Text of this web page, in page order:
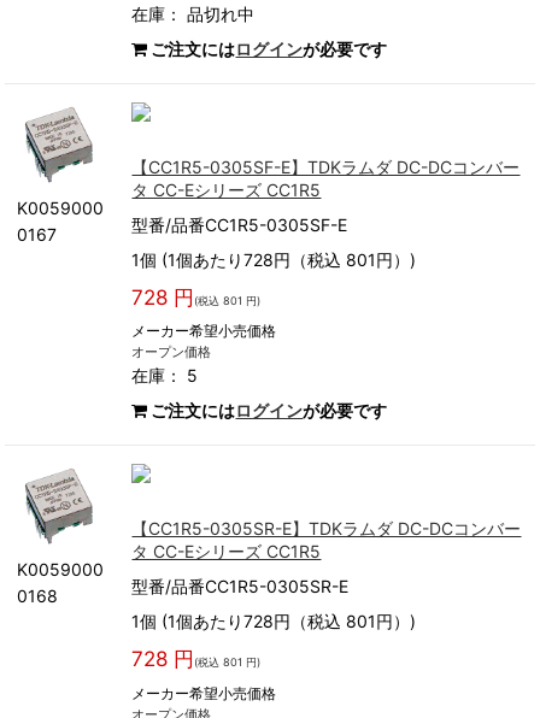
在庫：品切れ中
ご注文にはログインが必要です
K0059000
0167
【CC1R5-0305SF-E】TDKラムダ DC-DCコンバー
タ CC-Eシリーズ CC1R5
型番/品番CC1R5-0305SF-E
1個 (1個あたり728円（税込 801円）)
728 円 (税込 801 円)
メーカー希望小売価格
オープン価格
在庫： 5
ご注文にはログインが必要です
K0059000
0168
【CC1R5-0305SR-E】TDKラムダ DC-DCコンバー
タ CC-Eシリーズ CC1R5
型番/品番CC1R5-0305SR-E
1個 (1個あたり728円（税込 801円）)
728 円 (税込 801 円)
メーカー希望小売価格
オープン価格